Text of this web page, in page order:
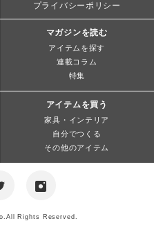
プライバシーポリシー
マガジンを読む
アイテムを探す
連載コラム
特集
アイテムを買う
家具・インテリア
自分でつくる
その他のアイテム
Rights Reserved.